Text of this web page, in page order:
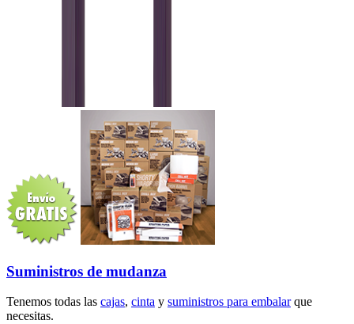
Suministros de mudanza
Tenemos todas las cajas, cinta y suministros para embalarque
necesitas.